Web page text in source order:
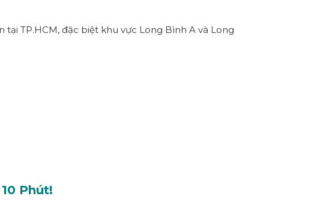
TP.HCM, đặc biệt khu vực Long Bình A và Long
0 Phút!